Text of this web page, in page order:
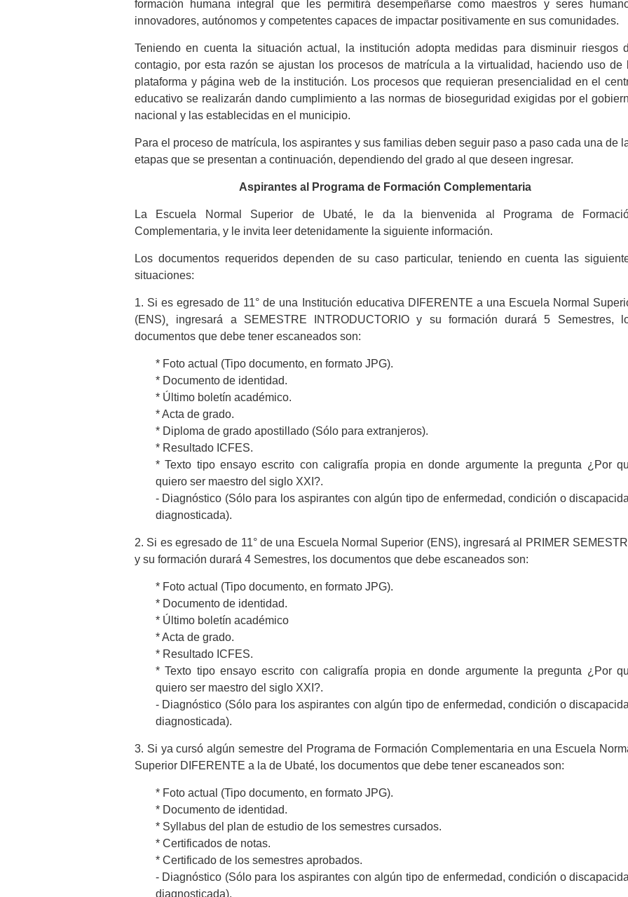
formación humana integral que les permitirá desempeñarse como maestros y seres
innovadores, autónomos y competentes capaces de impactar positivamente en sus comunidades.
Teniendo en cuenta la situación actual, la institución adopta medidas para disminuir riesgos
contagio, por esta razón se ajustan los procesos de matrícula a la virtualidad, haciendo uso de
plataforma y página web de la institución. Los procesos que requieran presencialidad en el
educativo se realizarán dando cumplimiento a las normas de bioseguridad exigidas por el
nacional y las establecidas en el municipio.
Para el proceso de matrícula, los aspirantes y sus familias deben seguir paso a paso cada una de
etapas que se presentan a continuación, dependiendo del grado al que deseen ingresar.
Aspirantes al Programa de Formación Complementaria
La Escuela Normal Superior de Ubaté, le da la bienvenida al Programa de
Complementaria, y le invita leer detenidamente la siguiente información.
Los documentos requeridos dependen de su caso particular, teniendo en cuenta las
situaciones:
1. Si es egresado de 11° de una Institución educativa DIFERENTE a una Escuela Normal
(ENS)¸ ingresará a SEMESTRE INTRODUCTORIO y su formación durará 5 Semestres,
documentos que debe tener escaneados son:
* Foto actual (Tipo documento, en formato JPG).
* Documento de identidad.
* Último boletín académico.
* Acta de grado.
* Diploma de grado apostillado (Sólo para extranjeros).
* Resultado ICFES.
* Texto tipo ensayo escrito con caligrafía propia en donde argumente la pregunta ¿Por
quiero ser maestro del siglo XXI?.
- Diagnóstico (Sólo para los aspirantes con algún tipo de enfermedad, condición o
diagnosticada).
2. Si es egresado de 11° de una Escuela Normal Superior (ENS), ingresará al PRIMER
y su formación durará 4 Semestres, los documentos que debe escaneados son:
* Foto actual (Tipo documento, en formato JPG).
* Documento de identidad.
* Último boletín académico
* Acta de grado.
* Resultado ICFES.
* Texto tipo ensayo escrito con caligrafía propia en donde argumente la pregunta ¿Por
quiero ser maestro del siglo XXI?.
- Diagnóstico (Sólo para los aspirantes con algún tipo de enfermedad, condición o
diagnosticada).
3. Si ya cursó algún semestre del Programa de Formación Complementaria en una Escuela
Superior DIFERENTE a la de Ubaté, los documentos que debe tener escaneados son:
* Foto actual (Tipo documento, en formato JPG).
* Documento de identidad.
* Syllabus del plan de estudio de los semestres cursados.
* Certificados de notas.
* Certificado de los semestres aprobados.
- Diagnóstico (Sólo para los aspirantes con algún tipo de enfermedad, condición o
diagnosticada).